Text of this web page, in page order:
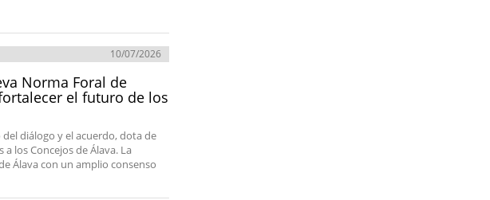
10/07/2026
Norma Foral de
el futuro de los
diálogo y el acuerdo, dota de
los Concejos de Álava. La
Álava con un amplio consenso